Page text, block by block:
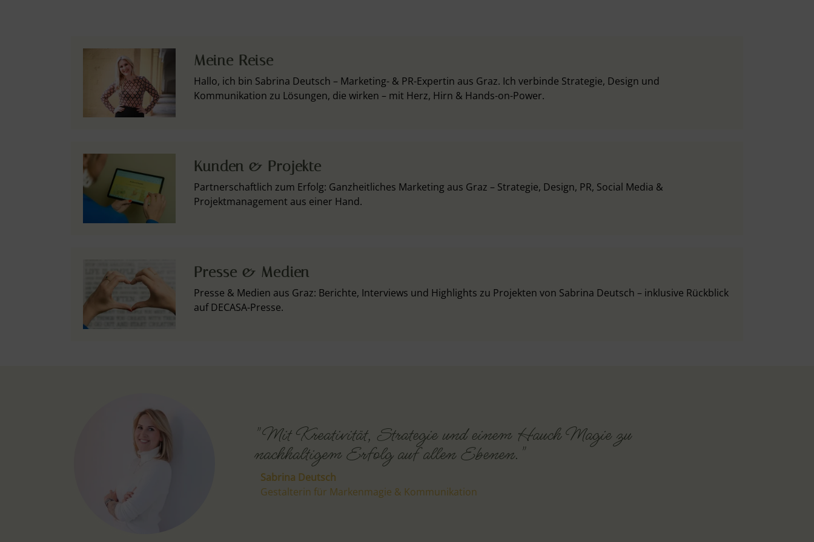
Meine Reise
Hallo, ich bin Sabrina Deutsch – Marketing- & PR-Expertin aus Graz. Ich verbinde Strategie, Design und
Kommunikation zu Lösungen, die wirken – mit Herz, Hirn & Hands-on-Power.
Kunden & Projekte
Partnerschaftlich zum Erfolg: Ganzheitliches Marketing aus Graz – Strategie, Design, PR, Social Media &
Projektmanagement aus einer Hand.
Presse & Medien
Presse & Medien aus Graz: Berichte, Interviews und Highlights zu Projekten von Sabrina Deutsch – inklusive Rückblick
auf DECASA-Presse.
"Mit Kreativität, Strategie und einem Hauch Magie zu
nachhaltigem Erfolg auf allen Ebenen."
Sabrina Deutsch
Gestalterin für Markenmagie & Kommunikation